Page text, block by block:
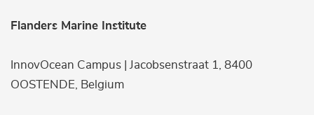
Flanders Marine Institute
InnovOcean Campus | Jacobsenstraat 1, 8400
OOSTENDE, Belgium